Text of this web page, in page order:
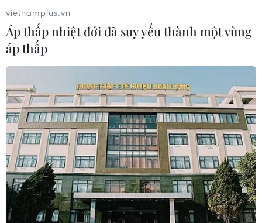
vietnamplus.vn
Áp thấp nhiệt đới đã suy yếu thành một vùng
áp thấp